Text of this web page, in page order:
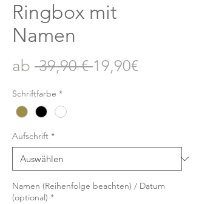
Ringbox mit
Namen
ab 39,90 € Standardpreis
19,90€Sale-
Schriftfarbe *
Aufschrift *
Namen (Reihenfolge beachten) / Datum
(optional) *